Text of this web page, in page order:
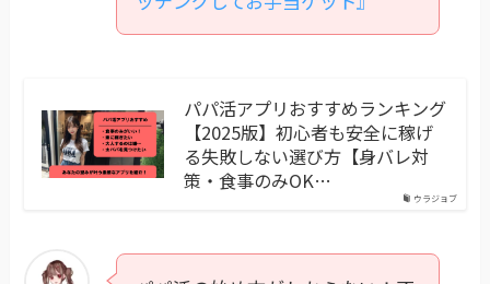
ウラジョブ
パパ活アプリおすすめランキング
【2025版】初心者も安全に稼げ
る失敗しない選び方【身バレ対
策・食事のみOK…